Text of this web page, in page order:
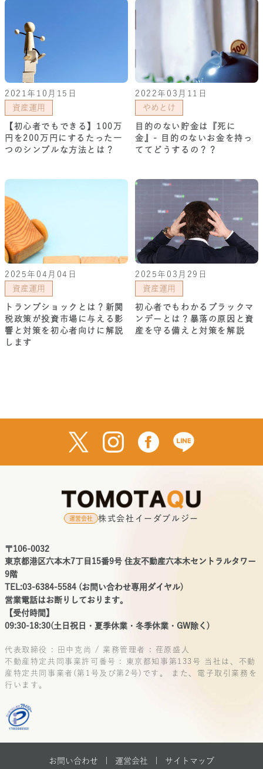
2021年10月15日
資産運用
【初心者でもできる】100万
円を200万円にするたった一
つのシンプルな方法とは？
2022年03月11日
やめとけ
目的のない貯金は『死に
金』- 目的のないお金を持っ
ててどうするの？？
2025年04月04日
資産運用
トランプショックとは？新関
税政策が投資市場に与える影
響と対策を初心者向けに解説
します
2025年03月29日
資産運用
初心者でもわかるブラックマ
ンデーとは？暴落の原因と資
産を守る備えと対策を解説
運営会社 株式会社イーダブルジー
〒106-0032
東京都港区六本木7丁目15番9号 住友不動産六本木セントラルタワー
9階
TEL:03-6384-5584 (お問い合わせ専用ダイヤル)
営業電話はお断りしております。
【受付時間】
09:30-18:30(土日祝日・夏季休業・冬季休業・GW除く)
代表取締役 : 田中克尚 / 業務管理者 : 荏原盛人
不動産特定共同事業許可番号 : 東京都知事第133号
当社は、不動
産特定共同事業者(第1号及び第2号)です。
また、電子取引業務を
行います。
お問い合わせ | 運営会社
サイトマップ